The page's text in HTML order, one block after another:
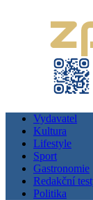
Vydavatel
Kultura
Lifestyle
Sport
Gastronomie
Redakční
Politika